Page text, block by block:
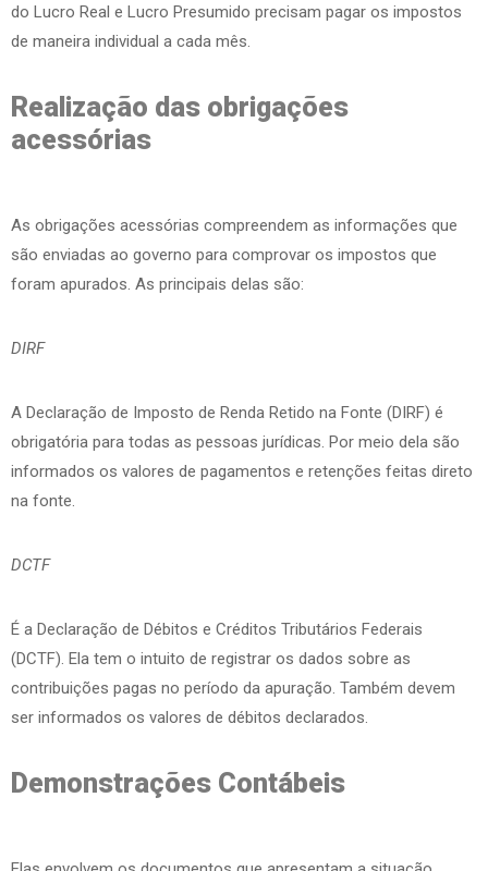
do Lucro Real e Lucro Presumido precisam pagar os impostos
de maneira individual a cada mês.
Realização das obrigações
acessórias
As obrigações acessórias compreendem as informações que
são enviadas ao governo para comprovar os impostos que
foram apurados. As principais delas são:
DIRF
A Declaração de Imposto de Renda Retido na Fonte (DIRF) é
obrigatória para todas as pessoas jurídicas. Por meio dela são
informados os valores de pagamentos e retenções feitas direto
na fonte.
DCTF
É a Declaração de Débitos e Créditos Tributários Federais
(DCTF). Ela tem o intuito de registrar os dados sobre as
contribuições pagas no período da apuração. Também devem
ser informados os valores de débitos declarados.
Demonstrações Contábeis